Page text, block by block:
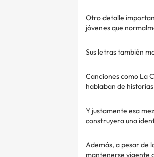
Otro detalle
jóvenes que
Sus letras también
Canciones como La
hablaban de
Y justamente esa
construyera una
Además, a pesar de
mantenerse vigente